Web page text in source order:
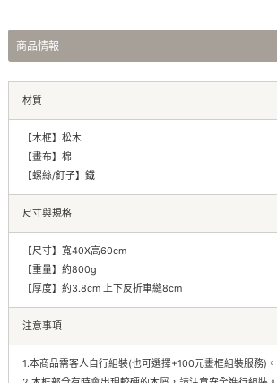
商品情報
材質
【木框】松木
【畫布】棉
【螺絲/釘子】鐵
尺寸與規格
【尺寸】寬40X高60cm
【重量】約800g
【厚度】約3.8cm 上下反折車縫8cm
注意事項
1.本商品需客人自行組裝(也可選擇+100元畫框組裝服務)。